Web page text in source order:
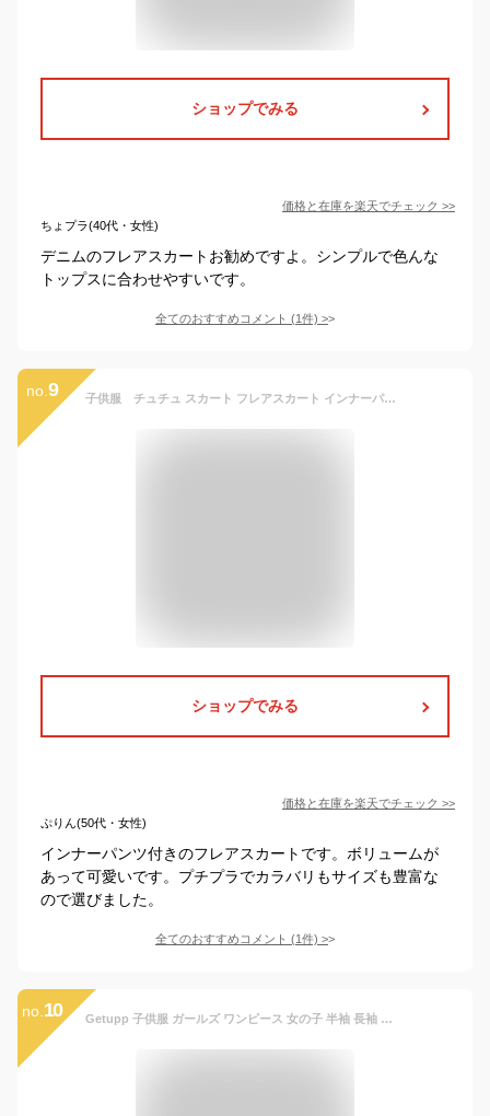
ショップでみる
価格と在庫を楽天でチェック >>
ちょプラ(40代・女性)
デニムのフレアスカートお勧めですよ。シンプルで色んな
トップスに合わせやすいです。
全てのおすすめコメント (1件) >
no. 9 子供服 チュチュ スカート フレアスカート インナーパンツ付き レギンス 春 夏 通園 通学 女の子 ガールズ キッズ 韓国子供服 幼稚園 小学生 ベビー 可愛い シンプル 綿 ハイキング
ショップでみる
価格と在庫を楽天でチェック >>
ぷりん(50代・女性)
インナーパンツ付きのフレアスカートです。ボリュームが
あって可愛いです。プチプラでカラバリもサイズも豊富な
ので選びました。
全てのおすすめコメント (1件) >
no. 10 Getupp 子供服 ガールズ ワンピース 女の子 半袖 長袖 チュニック 着回し 人気 可愛い 子供ドレス aライン Tシャツ トップス フレアスカート スポーツウェア 通園 通学 発表会 誕生日 旅行 春 秋 夏 カジュアル ファッション (ブルー,140cm)